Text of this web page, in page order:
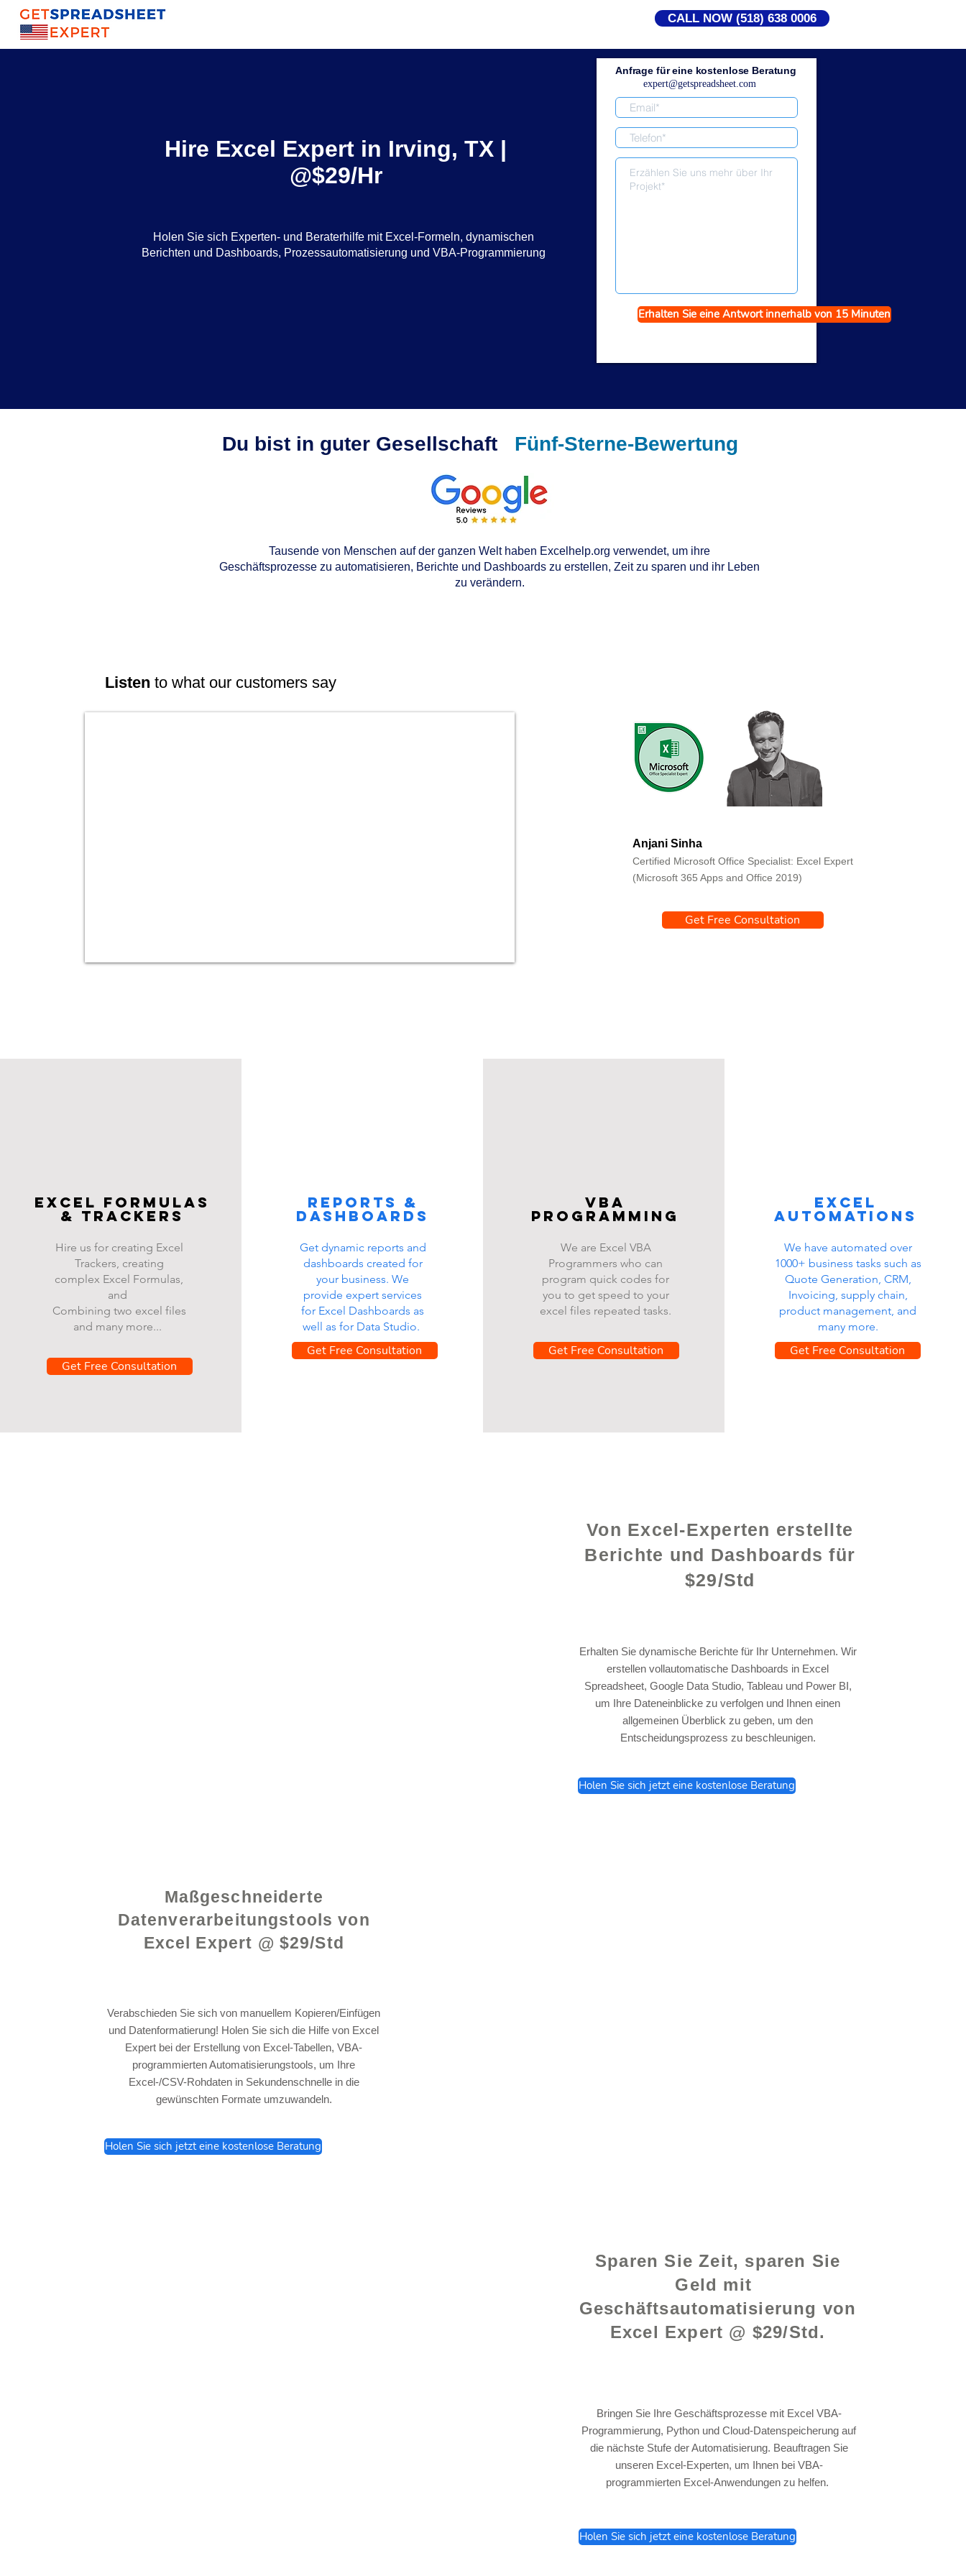
CALL NOW (518) 638 0006
Hire Excel Expert in Irving, TX |
@$29/Hr
Holen Sie sich Experten- und Beraterhilfe mit Excel-Formeln, dynamischen
Berichten und Dashboards, Prozessautomatisierung und VBA-Programmierung
Anfrage für eine kostenlose Beratung
expert@getspreadsheet.com
Erhalten Sie eine Antwort innerhalb von 15 Minuten
Du bist in guter Gesellschaft Fünf-Sterne-Bewertung
Tausende von Menschen auf der ganzen Welt haben Excelhelp.org verwendet, um ihre
Geschäftsprozesse zu automatisieren, Berichte und Dashboards zu erstellen, Zeit zu sparen und ihr Leben
zu verändern.
Listen to what our customers say
Anjani Sinha
Certified Microsoft Office Specialist: Excel Expert
(Microsoft 365 Apps and Office 2019)
Get Free Consultation
Excel FOrmulas
& Trackers
Hire us for creating Excel
Trackers, creating
complex Excel Formulas,
and
Combining two excel files
and many more...
Get Free Consultation
Reports &
dashboards
Get dynamic reports and
dashboards created for
your business. We
provide expert services
for Excel Dashboards as
well as for Data Studio.
Get Free Consultation
VBA
programming
We are Excel VBA
Programmers who can
program quick codes for
you to get speed to your
excel files repeated tasks.
Get Free Consultation
Excel
automations
We have automated over
1000+ business tasks such as
Quote Generation, CRM,
Invoicing, supply chain,
product management, and
many more.
Get Free Consultation
Von Excel-Experten erstellte
Berichte und Dashboards für
$29/Std
Erhalten Sie dynamische Berichte für Ihr Unternehmen. Wir
erstellen vollautomatische Dashboards in Excel
Spreadsheet, Google Data Studio, Tableau und Power BI,
um Ihre Dateneinblicke zu verfolgen und Ihnen einen
allgemeinen Überblick zu geben, um den
Entscheidungsprozess zu beschleunigen.
Holen Sie sich jetzt eine kostenlose Beratung
Maßgeschneiderte
Datenverarbeitungstools von
Excel Expert @ $29/Std
Verabschieden Sie sich von manuellem Kopieren/Einfügen
und Datenformatierung! Holen Sie sich die Hilfe von Excel
Expert bei der Erstellung von Excel-Tabellen, VBA-
programmierten Automatisierungstools, um Ihre
Excel-/CSV-Rohdaten in Sekundenschnelle in die
gewünschten Formate umzuwandeln.
Holen Sie sich jetzt eine kostenlose Beratung
Sparen Sie Zeit, sparen Sie
Geld mit
Geschäftsautomatisierung von
Excel Expert @ $29/Std.
Bringen Sie Ihre Geschäftsprozesse mit Excel VBA-
Programmierung, Python und Cloud-Datenspeicherung auf
die nächste Stufe der Automatisierung. Beauftragen Sie
unseren Excel-Experten, um Ihnen bei VBA-
programmierten Excel-Anwendungen zu helfen.
Holen Sie sich jetzt eine kostenlose Beratung